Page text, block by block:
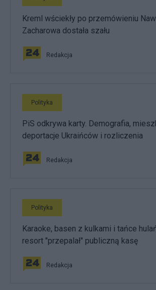
Kreml wściekły po przemówieniu
Zacharowa dostała szału
Redakcja
Polityka
PiS odkrywa karty. Demografia,
deportacje Ukraińców i rozliczenia
Redakcja
Polityka
Karaoke, basen z kulkami i tańce
resort "przepalał" publiczną kasę
Redakcja